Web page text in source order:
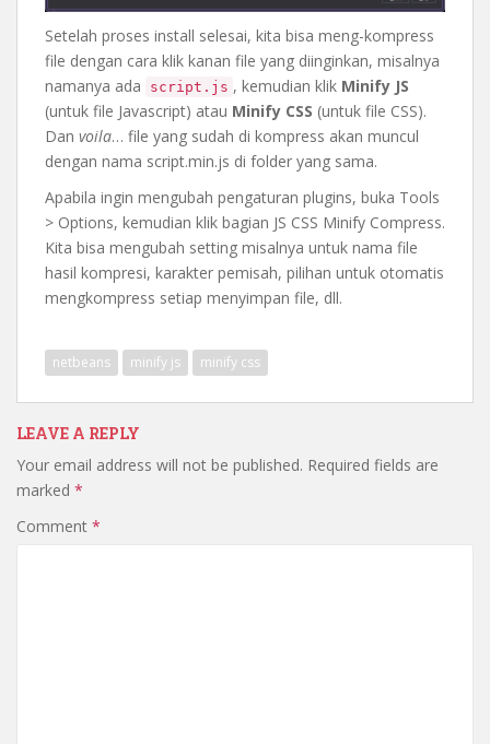
Setelah proses install selesai, kita bisa meng-kompress
file dengan cara klik kanan file yang diinginkan, misalnya
namanya ada
script.js , kemudian klik Minify JS
(untuk file Javascript) atau Minify CSS (untuk file CSS).
Dan voila… file yang sudah di kompress akan muncul
dengan nama script.min.js di folder yang sama.
Apabila ingin mengubah pengaturan plugins, buka Tools
> Options, kemudian klik bagian JS CSS Minify Compress.
Kita bisa mengubah setting misalnya untuk nama file
hasil kompresi, karakter pemisah, pilihan untuk otomatis
mengkompress setiap menyimpan file, dll.
netbeans minify js minify css
LEAVE A REPLY
Your email address will not be published. Required fields are
marked *
Comment *